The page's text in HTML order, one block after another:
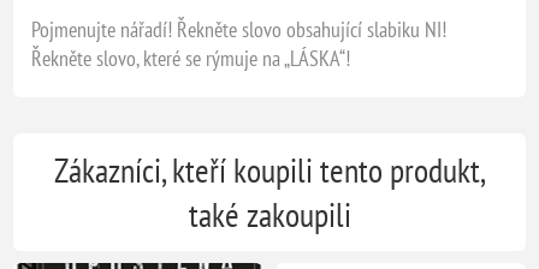
Pojmenujte nářadí! Řekněte slovo obsahující slabiku NI!
Řekněte slovo, které se rýmuje na „LÁSKA“!
Zákazníci, kteří koupili tento produkt,
také zakoupili